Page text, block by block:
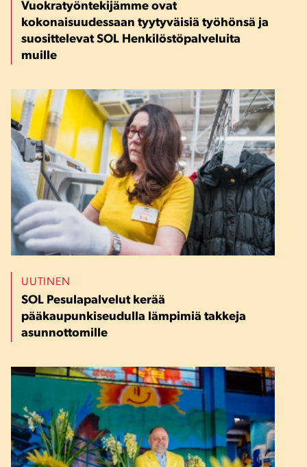
Vuokratyöntekijämme ovat
kokonaisuudessaan tyytyväisiä työhönsä ja
suosittelevat SOL Henkilöstöpalveluita
muille
UUTINEN
SOL Pesulapalvelut kerää
pääkaupunkiseudulla lämpimiä takkeja
asunnottomille